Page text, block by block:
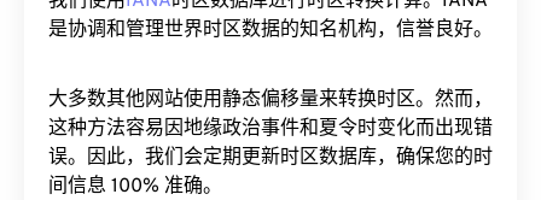
是协调和管理世界时区数据的知名机构，信誉良好。
大多数其他网站使用静态偏移量来转换时区。然而，
这种方法容易因地缘政治事件和夏令时变化而出现错
误。因此，我们会定期更新时区数据库，确保您的时
间信息 100% 准确。